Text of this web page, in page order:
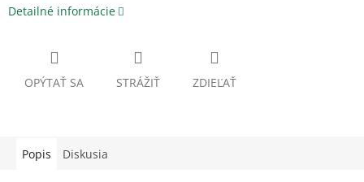
Detailné informácie
OPÝTAŤ SA STRÁŽIŤ ZDIEĽAŤ
Popis Diskusia